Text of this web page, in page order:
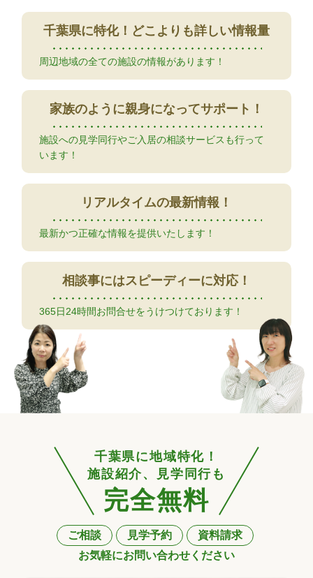
千葉県に特化！ どこよりも詳しい情報量
周辺地域の全ての施設の情報があります！
家族のように親身になってサポート！
施設への見学同行やご入居の相談サービスも行って
います！
リアルタイムの最新情報！
最新かつ正確な情報を提供いたします！
相談事にはスピーディーに対応！
365日24時間お問合せをうけつけております！
千葉県に地域特化！
施設紹介、見学同行も
完全無料
ご相談 見学予約
資料請求
お気軽にお問い合わせください